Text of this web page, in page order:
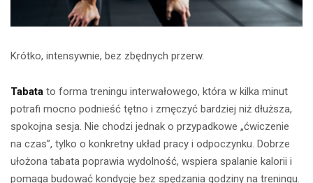
Krótko, intensywnie, bez zbędnych przerw.
Tabata to forma treningu interwałowego, która w kilka minut
potrafi mocno podnieść tętno i zmęczyć bardziej niż dłuższa,
spokojna sesja. Nie chodzi jednak o przypadkowe „ćwiczenie
na czas”, tylko o konkretny układ pracy i odpoczynku. Dobrze
ułożona tabata poprawia wydolność, wspiera spalanie kalorii i
pomaga budować kondycję bez spędzania godziny na treningu.